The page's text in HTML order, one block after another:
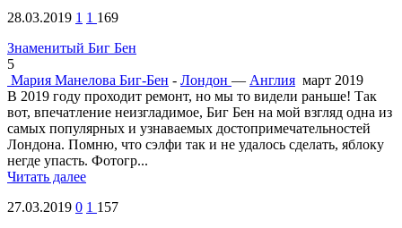
28.03.2019 1 1 169
Знаменитый Биг Бен
5
Мария Манелова Биг-Бен - Лондон — Англия март 2019
В 2019 году проходит ремонт, но мы то видели раньше! Так
вот, впечатление неизгладимое, Биг Бен на мой взгляд одна из
самых популярных и узнаваемых достопримечательностей
Лондона. Помню, что сэлфи так и не удалось сделать, яблоку
негде упасть. Фотогр...
Читать далее
27.03.2019 0 1 157